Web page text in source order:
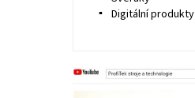
Digitální produkty